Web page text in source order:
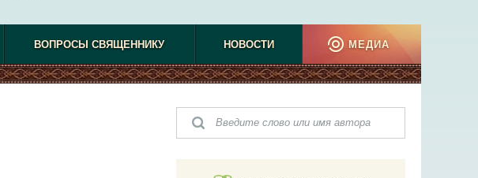
ВОПРОСЫ СВЯЩЕННИКУ НОВОСТИ МЕДИА